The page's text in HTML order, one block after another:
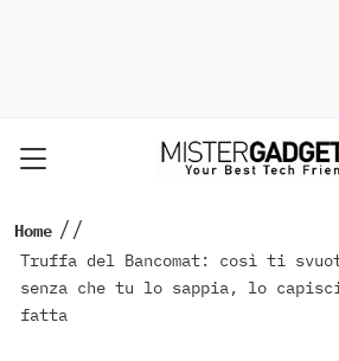
Home //
Truffa del Bancomat: così ti
senza che tu lo sappia, lo capisci
fatta